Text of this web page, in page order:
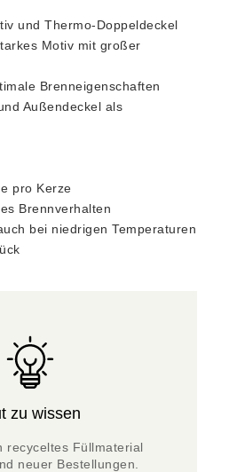
und Thermo-Doppeldeckel
Motiv mit großer
Brenneigenschaften
Außendeckel als
pro Kerze
Brennverhalten
bei niedrigen Temperaturen
zu wissen
recyceltes Füllmaterial
neuer Bestellungen.